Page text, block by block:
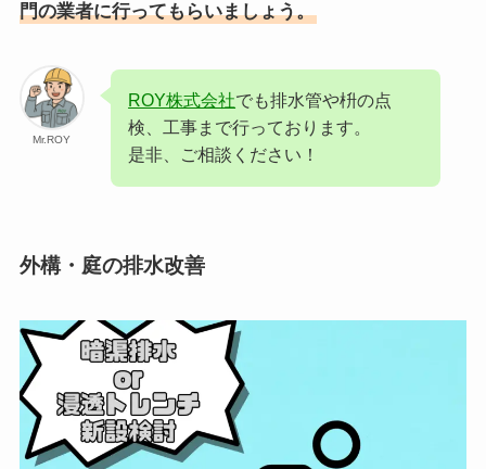
門の業者に行ってもらいましょう。
Mr.ROY
ROY株式会社でも排水管や枡の点
検、工事まで行っております。
是非、ご相談ください！
外構・庭の排水改善